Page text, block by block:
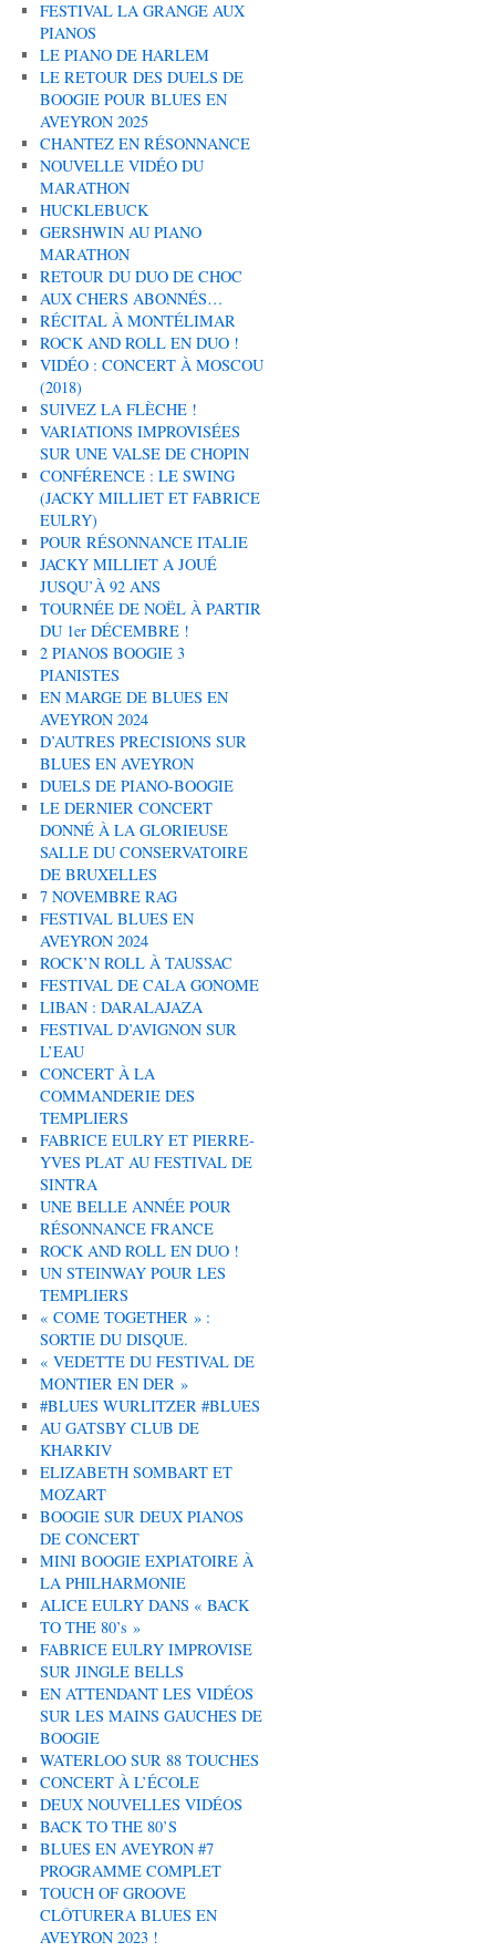
FESTIVAL LA GRANGE AUX
PIANOS
LE PIANO DE HARLEM
LE RETOUR DES DUELS DE
BOOGIE POUR BLUES EN
AVEYRON 2025
CHANTEZ EN RÉSONNANCE
NOUVELLE VIDÉO DU
MARATHON
HUCKLEBUCK
GERSHWIN AU PIANO
MARATHON
RETOUR DU DUO DE CHOC
AUX CHERS ABONNÉS…
RÉCITAL À MONTÉLIMAR
ROCK AND ROLL EN DUO !
VIDÉO : CONCERT À MOSCOU
(2018)
SUIVEZ LA FLÈCHE !
VARIATIONS IMPROVISÉES
SUR UNE VALSE DE CHOPIN
CONFÉRENCE : LE SWING
(JACKY MILLIET ET FABRICE
EULRY)
POUR RÉSONNANCE ITALIE
JACKY MILLIET A JOUÉ
JUSQU’À 92 ANS
TOURNÉE DE NOËL À PARTIR
DU 1er DÉCEMBRE !
2 PIANOS BOOGIE 3
PIANISTES
EN MARGE DE BLUES EN
AVEYRON 2024
D’AUTRES PRECISIONS SUR
BLUES EN AVEYRON
DUELS DE PIANO-BOOGIE
LE DERNIER CONCERT
DONNÉ À LA GLORIEUSE
SALLE DU CONSERVATOIRE
DE BRUXELLES
7 NOVEMBRE RAG
FESTIVAL BLUES EN
AVEYRON 2024
ROCK’N ROLL À TAUSSAC
FESTIVAL DE CALA GONOME
LIBAN : DARALAJAZA
FESTIVAL D’AVIGNON SUR
L’EAU
CONCERT À LA
COMMANDERIE DES
TEMPLIERS
FABRICE EULRY ET PIERRE-
YVES PLAT AU FESTIVAL DE
SINTRA
UNE BELLE ANNÉE POUR
RÉSONNANCE FRANCE
ROCK AND ROLL EN DUO !
UN STEINWAY POUR LES
TEMPLIERS
« COME TOGETHER » :
SORTIE DU DISQUE.
« VEDETTE DU FESTIVAL DE
MONTIER EN DER »
#BLUES WURLITZER #BLUES
AU GATSBY CLUB DE
KHARKIV
ELIZABETH SOMBART ET
MOZART
BOOGIE SUR DEUX PIANOS
DE CONCERT
MINI BOOGIE EXPIATOIRE À
LA PHILHARMONIE
ALICE EULRY DANS « BACK
TO THE 80’s »
FABRICE EULRY IMPROVISE
SUR JINGLE BELLS
EN ATTENDANT LES VIDÉOS
SUR LES MAINS GAUCHES DE
BOOGIE
WATERLOO SUR 88 TOUCHES
CONCERT À L’ÉCOLE
DEUX NOUVELLES VIDÉOS
BACK TO THE 80’S
BLUES EN AVEYRON #7
PROGRAMME COMPLET
TOUCH OF GROOVE
CLÔTURERA BLUES EN
AVEYRON 2023 !